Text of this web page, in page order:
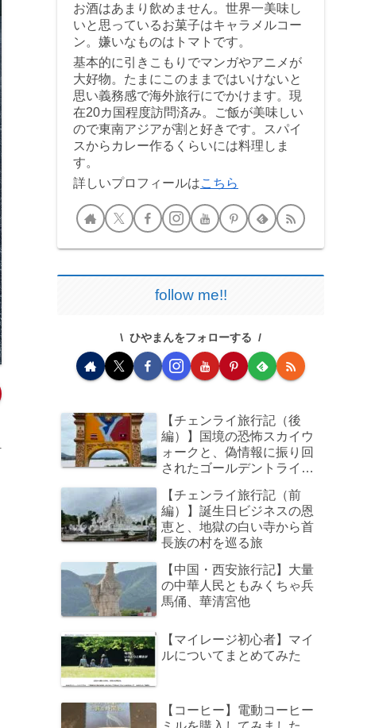
お酒はあまり飲めません。世界一美味し
いと思っているお菓子はキャラメルコー
ン。嫌いなものはトマトです。
基本的に引きこもりでマンガやアニメが
大好物。たまにこのままではいけないと
思い義務感で海外旅行にでかけます。現
在20カ国程度訪問済み。ご飯が美味しい
ので東南アジアが割と好きです。スパイ
スからカレー作るくらいには料理しま
す。
詳しいプロフィールはこちら
follow me!!
ひやまんをフォローする
【チェンライ旅行記（後
編）】国境の恐怖スカイウ
ォークと、偽情報に振り回
されたゴールデントライア
ネスクラスで足元の狭さに
咽び泣く旅
【チェンライ旅行記（前
編）】誕生日ビジネスの恩
恵と、地獄の白い寺から首
長族の村を巡る旅
【中国・西安旅行記】大量
の中華人民ともみくちゃ兵
馬俑、華清宮他
【マイレージ初心者】マイ
ルについてまとめてみた
【コーヒー】電動コーヒー